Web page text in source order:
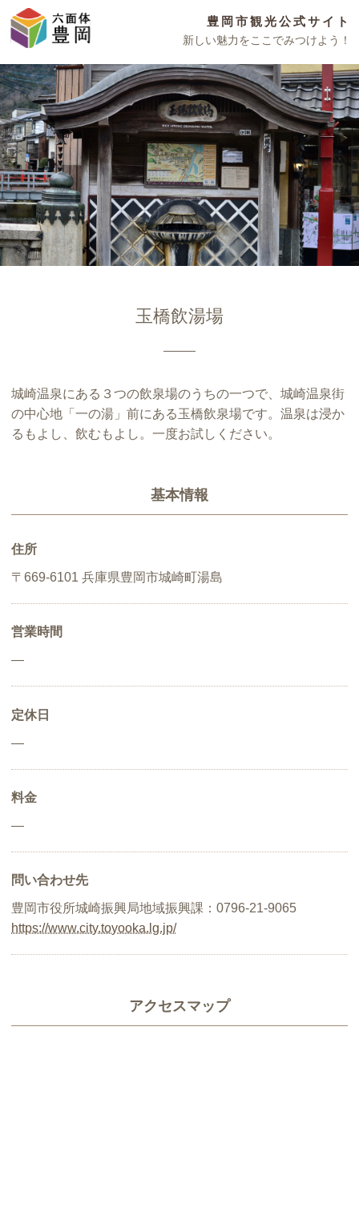
豊岡市観光公式サイト
新しい魅力をここでみつけよう！
玉橋飲湯場
城崎温泉にある３つの飲泉場のうちの一つで、城崎温泉街
の中心地「一の湯」前にある玉橋飲泉場です。温泉は浸か
るもよし、飲むもよし。一度お試しください。
基本情報
住所
〒669-6101 兵庫県豊岡市城崎町湯島
営業時間
―
定休日
―
料金
―
問い合わせ先
豊岡市役所城崎振興局地域振興課：0796-21-9065
https://www.city.toyooka.lg.jp/
アクセスマップ